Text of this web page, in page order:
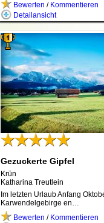
Bewerten / Kommentieren
Detailansicht
Gezuckerte Gipfel
Krün
Katharina Treutlein
Im letzten Urlaub Anfang
Karwendelgebirge en…
Bewerten / Kommentieren